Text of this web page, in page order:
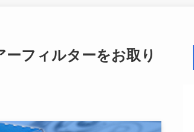
フィルターをお取り